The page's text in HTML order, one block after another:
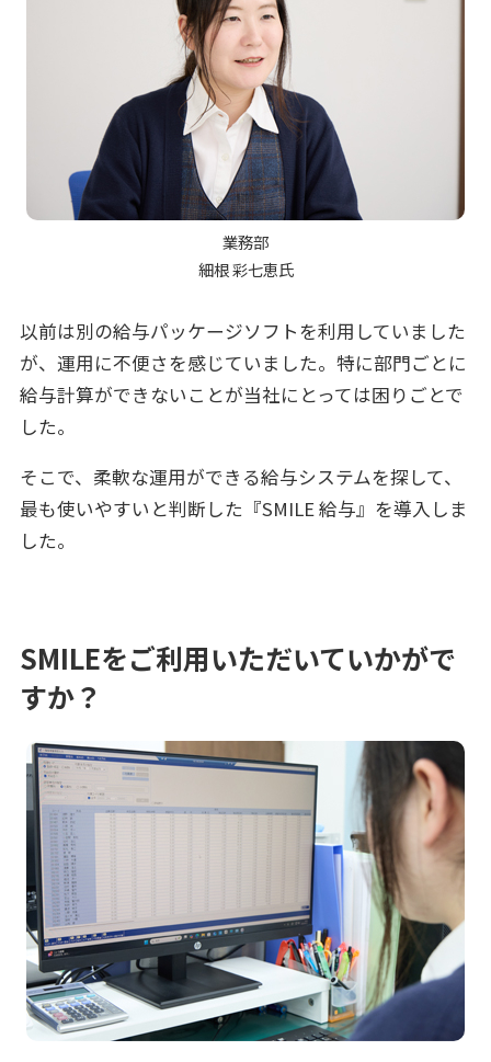
業務部
細根 彩七恵氏
以前は別の給与パッケージソフトを利用していました
が、運用に不便さを感じていました。特に部門ごとに
給与計算ができないことが当社にとっては困りごとで
した。
そこで、柔軟な運用ができる給与システムを探して、
最も使いやすいと判断した『SMILE 給与』を導入しま
した。
SMILEをご利用いただいていかがで
すか？